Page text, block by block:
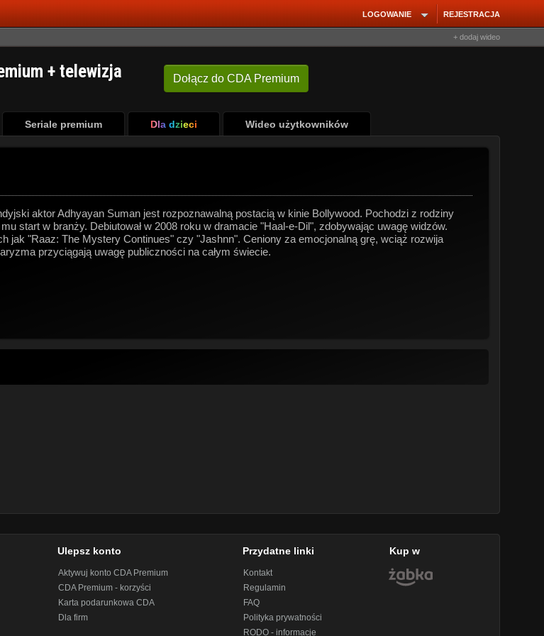
REJESTRACJA
LOGOWANIE
+ dodaj wideo
Dołącz do CDA Premium
+ telewizja
Seriale premium Dla dzieci Wideo użytkowników
aktor Adhyayan Suman jest rozpoznawalną postacią w kinie Bollywood. Pochodzi z rodziny
start w branży. Debiutował w 2008 roku w dramacie "Haal-e-Dil", zdobywając uwagę widzów.
jak "Raaz: The Mystery Continues" czy "Jashnn". Ceniony za emocjonalną grę, wciąż rozwija
przyciągają uwagę publiczności na całym świecie.
Ulepsz konto
Aktywuj konto CDA Premium
CDA Premium - korzyści
Karta podarunkowa CDA
Dla firm
Przydatne linki
Kontakt
Regulamin
FAQ
Polityka prywatności
RODO - informacje
Kup w